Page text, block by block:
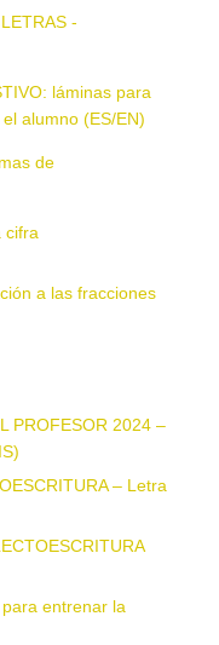
-
láminas para
alumno (ES/EN)
de
cifra
a las fracciones
PROFESOR 2024 –
– Letra
entrenar la